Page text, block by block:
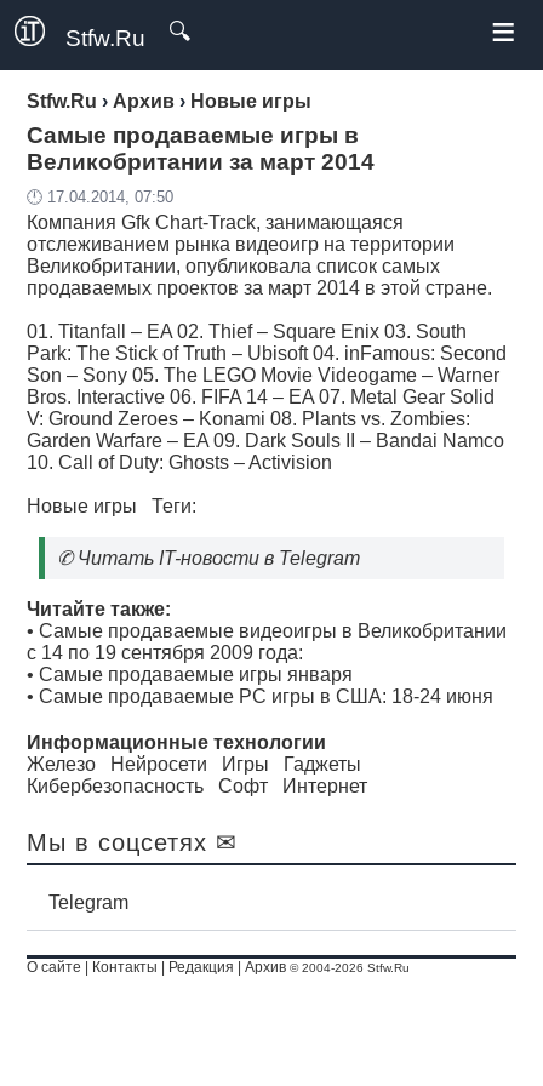
Stfw.Ru 🔍 ≡
Stfw.Ru › Архив › Новые игры
Самые продаваемые игры в
Великобритании за март 2014
🕛 17.04.2014, 07:50
Компания Gfk Chart-Track, занимающаяся
отслеживанием рынка видеоигр на территории
Великобритании, опубликовала список самых
продаваемых проектов за март 2014 в этой стране.
01. Titanfall – EA 02. Thief – Square Enix 03. South
Park: The Stick of Truth – Ubisoft 04. inFamous: Second
Son – Sony 05. The LEGO Movie Videogame – Warner
Bros. Interactive 06. FIFA 14 – EA 07. Metal Gear Solid
V: Ground Zeroes – Konami 08. Plants vs. Zombies:
Garden Warfare – EA 09. Dark Souls II – Bandai Namco
10. Call of Duty: Ghosts – Activision
Новые игры Теги:
✆Читать IT-новости в Telegram
Читайте также:
•Самые продаваемые видеоигры в Великобритании
с 14 по 19 сентября 2009 года:
•Самые продаваемые игры января
•Самые продаваемые PC игры в США: 18-24 июня
Информационные технологии
Железо
Нейросети Игры
Гаджеты
Кибербезопасность
Софт Интернет
Мы в соцсетях ✉
Telegram
О сайте Контакты Редакция |Архив © 2004-2026 Stfw.Ru